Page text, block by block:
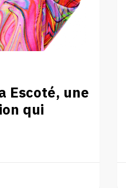
Escoté, une
qui